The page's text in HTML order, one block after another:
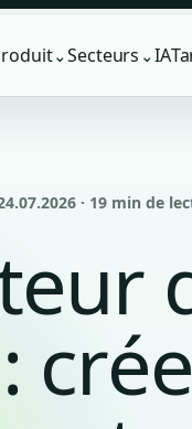
⌄Secteurs ⌄IA
· 19 min de